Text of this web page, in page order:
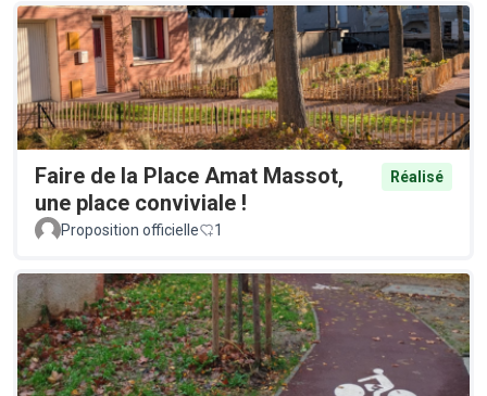
Faire de la Place Amat Massot,
une place conviviale !
Réalisé
Proposition officielle 1